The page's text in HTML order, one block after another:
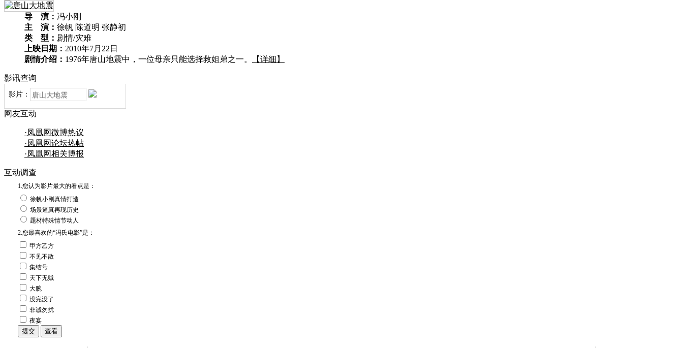
导 演： 冯小刚
主 演： 徐帆 陈道明 张静初
类 型： 剧情/灾难
上映日期： 2010年7月22日
剧情介绍： 1976年唐山地震中，一位母亲只能选择救姐弟之一。 【详细】
影讯查询
影片：
网友互动
·凤凰网微博热议
·凤凰网论坛热帖
·凤凰网相关博报
互动调查
1.您认为影片最大的看点是：
徐帆小刚真情打造
场景逼真再现历史
题材特殊情节动人
2.您最喜欢的“冯氏电影”是：
甲方乙方
不见不散
集结号
天下无贼
大腕
没完没了
非诚勿扰
夜宴